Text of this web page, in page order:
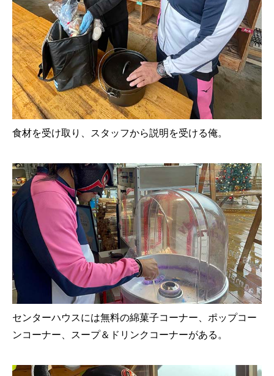
食材を受け取り、スタッフから説明を受ける俺。
センターハウスには無料の綿菓子コーナー、ポップコー
ンコーナー、スープ＆ドリンクコーナーがある。